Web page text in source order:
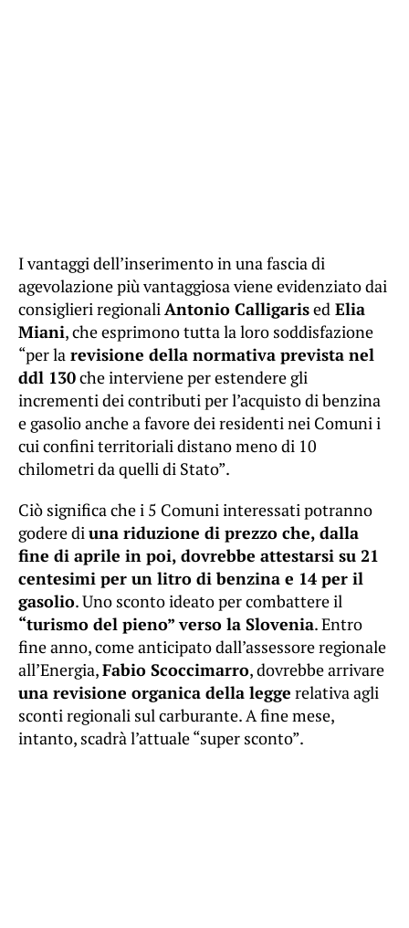
I vantaggi dell’inserimento in una fascia di
agevolazione più vantaggiosa viene evidenziato dai
consiglieri regionaliAntonio Calligarised Elia
Miani, che esprimono tutta la loro soddisfazione
“per la revisione della normativa prevista nel
ddl 130che interviene per estendere gli
incrementi dei contributi per l’acquisto di benzina
e gasolio anche a favore dei residenti nei Comuni i
cui confini territoriali distano meno di 10
chilometri da quelli di Stato”.
Ciò significa che i 5 Comuni interessati potranno
godere diuna riduzione di prezzo che, dalla
fine di aprile in poi, dovrebbe attestarsi su 21
centesimi per un litro di benzina e 14 per il
gasolio. Uno sconto ideato per combattere il
“turismo del pieno” verso la Slovenia. Entro
fine anno, come anticipato dall’assessore regionale
all’Energia,Fabio Scoccimarro, dovrebbe arrivare
una revisione organica della legge relativa agli
sconti regionali sul carburante. A fine mese,
intanto, scadrà l’attuale “super sconto”.